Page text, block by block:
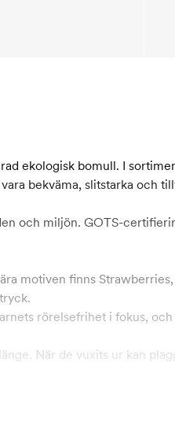
ekologisk bomull. I
bekväma, slitstarka och
och miljön. GOTS-
motiven finns
rörelsefrihet i fokus,
När de vuxits ur kan